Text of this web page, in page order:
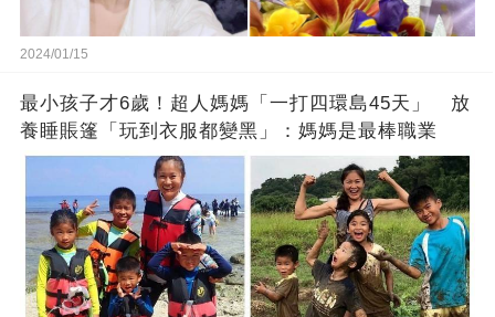
2024/01/15
最小孩子才6歲！超人媽媽「一打四環島45天」 放
養睡賬篷「玩到衣服都變黑」：媽媽是最棒職業